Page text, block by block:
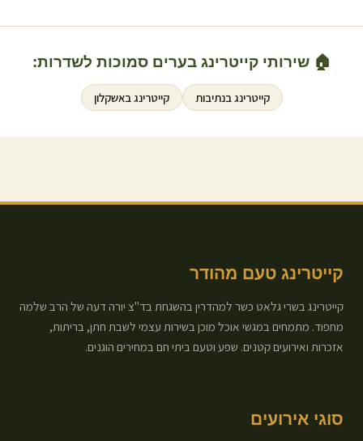
🏠 שירותי קייטרינג בערים סמוכות לשדרות:
קייטרינג בנתיבות קייטרינג באשקלון
קייטרינג טעם מהודר
קייטרינג בשרי גלאט כשר למהדרין בהשגחת בד"צ יורה דעה של הרב שלמה
מחפוד. מתמחים במגשי אוכל מוכן בשירות עצמי לשבת חתן, בריתות,
אזכרות ואירועים קטנים. שפע וטעם ביתי חם במחירים הוגנים.
סוגי אירועים